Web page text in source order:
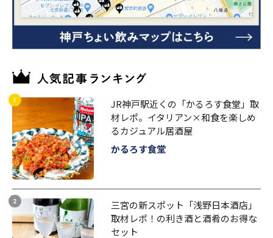
JR神戸駅近くの「かるろす食堂」取
材レポ。イタリアン×和食を楽しめ
るカジュアル居酒屋
かるろす食堂
三宮の新スポット「浅野日本酒店」
取材レポ！の利き酒と酒肴のお得な
セット